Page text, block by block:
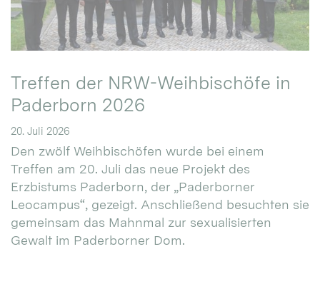
Treffen der NRW-Weihbischöfe in
Paderborn 2026
20. Juli 2026
Den zwölf Weihbischöfen wurde bei einem
Treffen am 20. Juli das neue Projekt des
Erzbistums Paderborn, der „Paderborner
Leocampus“, gezeigt. Anschließend besuchten sie
gemeinsam das Mahnmal zur sexualisierten
Gewalt im Paderborner Dom.